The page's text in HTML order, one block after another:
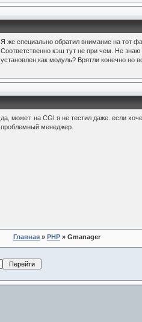
Я же специально обратил внимание на тот
Соответственно кэш тут не при чем. Не
установлен как модуль? Врятли конечно но
да, может. на CGI я не тестил даже. если
проблемный менеджер.
Главная » PHP » Gmanager